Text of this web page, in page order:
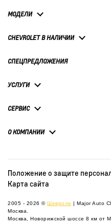
МОДЕЛИ
CHEVROLET В НАЛИЧИИ
СПЕЦПРЕДЛОЖЕНИЯ
УСЛУГИ
СЕРВИС
О КОМПАНИИ
Положение о защите
Карта сайта
2005 - 2026 © Шевроле | Major Auto
Москва.
Москва, Новорижской шоссе 8 км от